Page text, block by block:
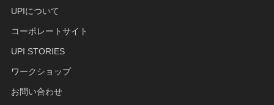
UPIについて
コーポレートサイト
UPI STORIES
ワークショップ
お問い合わせ